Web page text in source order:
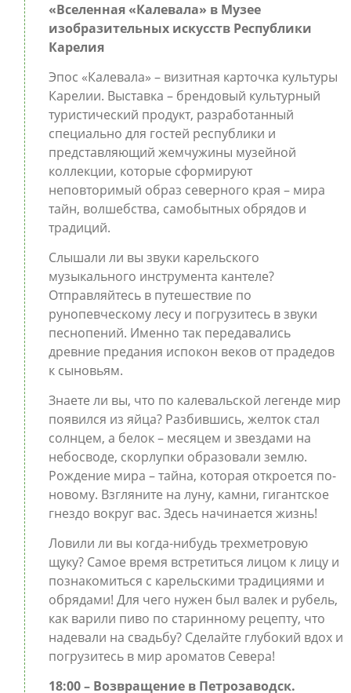
«Вселенная «Калевала» в Музее
изобразительных искусств Республики
Карелия
Эпос «Калевала» – визитная карточка культуры
Карелии. Выставка – брендовый культурный
туристический продукт, разработанный
специально для гостей республики и
представляющий жемчужины музейной
коллекции, которые сформируют
неповторимый образ северного края – мира
тайн, волшебства, самобытных обрядов и
традиций.
Слышали ли вы звуки карельского
музыкального инструмента кантеле?
Отправляйтесь в путешествие по
рунопевческому лесу и погрузитесь в звуки
песнопений. Именно так передавались
древние предания испокон веков от прадедов
к сыновьям.
Знаете ли вы, что по калевальской легенде мир
появился из яйца? Разбившись, желток стал
солнцем, а белок – месяцем и звездами на
небосводе, скорлупки образовали землю.
Рождение мира – тайна, которая откроется по-
новому. Взгляните на луну, камни, гигантское
гнездо вокруг вас. Здесь начинается жизнь!
Ловили ли вы когда-нибудь трехметровую
щуку? Самое время встретиться лицом к лицу и
познакомиться с карельскими традициями и
обрядами! Для чего нужен был валек и рубель,
как варили пиво по старинному рецепту, что
надевали на свадьбу? Сделайте глубокий вдох и
погрузитесь в мир ароматов Севера!
18:00 – Возвращение в Петрозаводск.